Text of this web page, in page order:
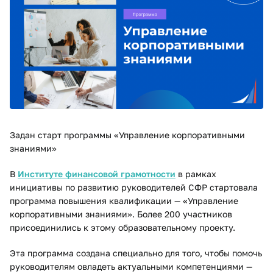
Задан старт программы «Управление корпоративными
знаниями»
В Институте финансовой грамотности в рамках
инициативы по развитию руководителей СФР стартовала
программа повышения квалификации — «Управление
корпоративными знаниями». Более 200 участников
присоединились к этому образовательному проекту.
Эта программа создана специально для того, чтобы помочь
руководителям овладеть актуальными компетенциями —